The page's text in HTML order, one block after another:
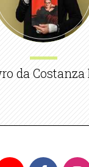
da Costanza